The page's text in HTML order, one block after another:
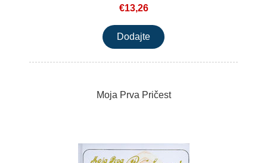
€13,26
Moja Prva Pričest